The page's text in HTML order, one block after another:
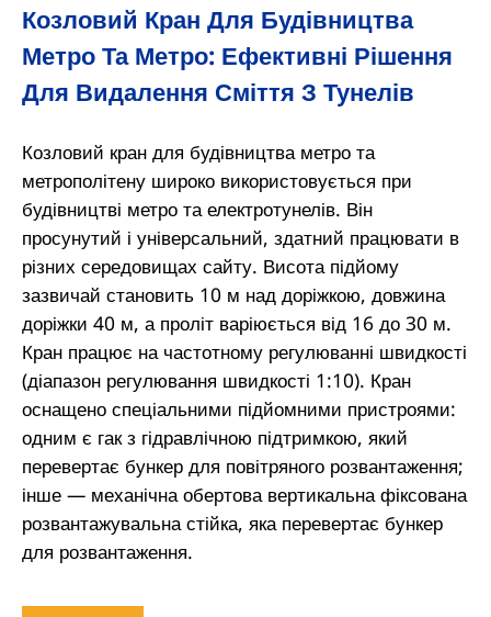
Козловий Кран Для Будівництва
Метро Та Метро: Ефективні Рішення
Для Видалення Сміття З Тунелів
Козловий кран для будівництва метро та
метрополітену широко використовується при
будівництві метро та електротунелів. Він
просунутий і універсальний, здатний працювати в
різних середовищах сайту. Висота підйому
зазвичай становить 10 м над доріжкою, довжина
доріжки 40 м, а проліт варіюється від 16 до 30 м.
Кран працює на частотному регулюванні швидкості
(діапазон регулювання швидкості 1:10). Кран
оснащено спеціальними підйомними пристроями:
одним є гак з гідравлічною підтримкою, який
перевертає бункер для повітряного розвантаження;
інше — механічна обертова вертикальна фіксована
розвантажувальна стійка, яка перевертає бункер
для розвантаження.